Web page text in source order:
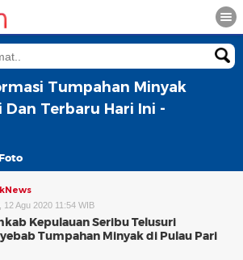
Tumpahan Minyak
Terbaru Hari Ini -
12 Agu 2020 11:54 WIB
Kepulauan Seribu Telusuri
Tumpahan Minyak di Pulau Pari